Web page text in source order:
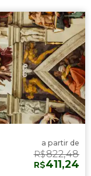
a partir de
R$822,48
R$411,24